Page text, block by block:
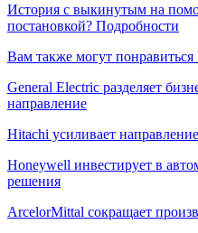
История с выкинутым на
постановкой? Подробности
Вам также могут понравиться
General Electric разделяет
направление
Hitachi усиливает
Honeywell инвестирует в
решения
ArcelorMittal сокращает